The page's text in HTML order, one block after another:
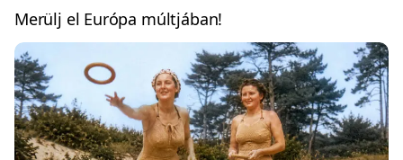
Merülj el Európa múltjában!